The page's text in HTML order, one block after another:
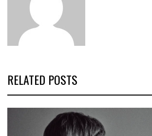
RELATED POSTS